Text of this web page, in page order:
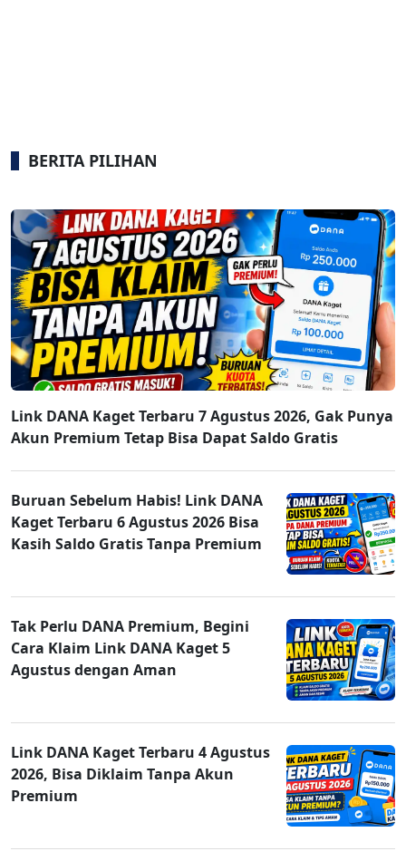
BERITA PILIHAN
Link DANA Kaget Terbaru 7 Agustus 2026, Gak Punya
Akun Premium Tetap Bisa Dapat Saldo Gratis
Buruan Sebelum Habis! Link DANA
Kaget Terbaru 6 Agustus 2026 Bisa
Kasih Saldo Gratis Tanpa Premium
Tak Perlu DANA Premium, Begini
Cara Klaim Link DANA Kaget 5
Agustus dengan Aman
Link DANA Kaget Terbaru 4 Agustus
2026, Bisa Diklaim Tanpa Akun
Premium